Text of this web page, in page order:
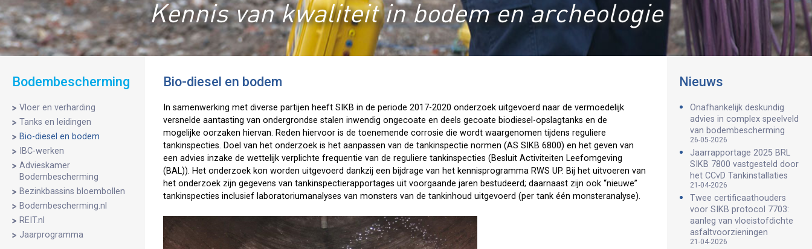
Kennis van kwaliteit in bodem en archeologie
Bodembescherming
Vloer en verharding
Tanks en leidingen
Bio-diesel en bodem
IBC-werken
Advieskamer
Bodembescherming
Bezinkbassins bloembollen
Bodembescherming.nl
REIT.nl
Jaarprogramma
Bio-diesel en bodem
In samenwerking met diverse partijen heeft SIKB in de periode 2017-2020 onderzoek uitgevoerd naar de vermoedelijk
versnelde aantasting van ondergrondse stalen inwendig ongecoate en deels gecoate biodiesel-opslagtanks en de
mogelijke oorzaken hiervan. Reden hiervoor is de toenemende corrosie die wordt waargenomen tijdens reguliere
tankinspecties. Doel van het onderzoek is het aanpassen van de tankinspectie normen (AS SIKB 6800) en het geven van
een advies inzake de wettelijk verplichte frequentie van de reguliere tankinspecties (Besluit Activiteiten Leefomgeving
(BAL)). Het onderzoek kon worden uitgevoerd dankzij een bijdrage van het kennisprogramma RWS UP. Bij het uitvoeren van
het onderzoek zijn gegevens van tankinspectierapportages uit voorgaande jaren bestudeerd; daarnaast zijn ook “nieuwe”
tankinspecties inclusief laboratoriumanalyses van monsters van de tankinhoud uitgevoerd (per tank één monsteranalyse).
Nieuws
Onafhankelijk deskundig
advies in complex speelveld
van bodembescherming
26-05-2026
Jaarrapportage 2025 BRL
SIKB 7800 vastgesteld door
het CCvD Tankinstallaties
21-04-2026
Twee certificaathouders
voor SIKB protocol 7703:
aanleg van vloeistofdichte
asfaltvoorzieningen
21-04-2026